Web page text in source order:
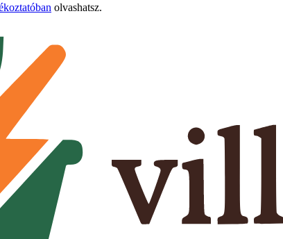
olvashatsz.